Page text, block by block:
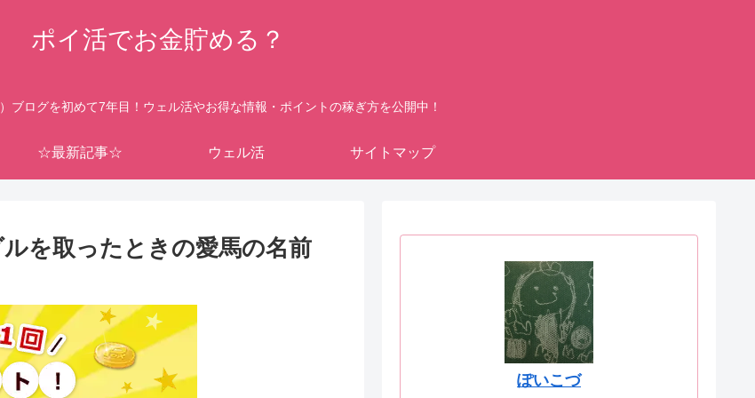
ポイ活でお金貯める？
ブログを初めて7年目！ウェル活やお得な情報・ポイントの稼ぎ方を公開中！
☆最新記事☆ ウェル活 サイトマップ
を取ったときの愛馬の名前
ぽいこづ